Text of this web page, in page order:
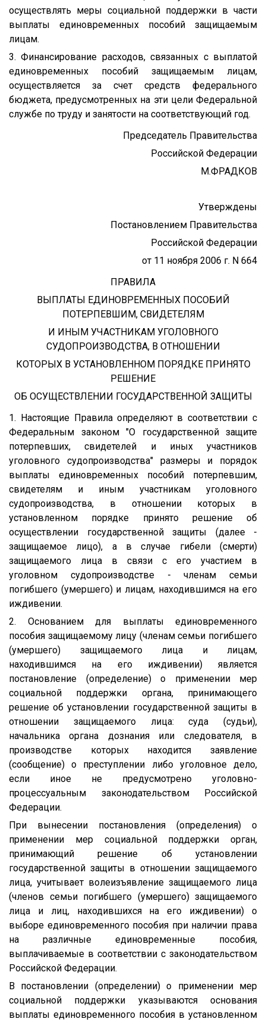
осуществлять меры социальной поддержки в части
выплаты единовременных пособий защищаемым
лицам.
3. Финансирование расходов, связанных с выплатой
единовременных пособий защищаемым лицам,
осуществляется за счет средств федерального
бюджета, предусмотренных на эти цели Федеральной
службе по труду и занятости на соответствующий год.
Председатель Правительства
Российской Федерации
М.ФРАДКОВ
Утверждены
Постановлением Правительства
Российской Федерации
от 11 ноября 2006 г. N 664
ПРАВИЛА
ВЫПЛАТЫ ЕДИНОВРЕМЕННЫХ ПОСОБИЙ
ПОТЕРПЕВШИМ, СВИДЕТЕЛЯМ
И ИНЫМ УЧАСТНИКАМ УГОЛОВНОГО
СУДОПРОИЗВОДСТВА, В ОТНОШЕНИИ
КОТОРЫХ В УСТАНОВЛЕННОМ ПОРЯДКЕ ПРИНЯТО
РЕШЕНИЕ
ОБ ОСУЩЕСТВЛЕНИИ ГОСУДАРСТВЕННОЙ ЗАЩИТЫ
1. Настоящие Правила определяют в соответствии с
Федеральным законом "О государственной защите
потерпевших, свидетелей и иных участников
уголовного судопроизводства" размеры и порядок
выплаты единовременных пособий потерпевшим,
свидетелям и иным участникам уголовного
судопроизводства, в отношении которых в
установленном порядке принято решение об
осуществлении государственной защиты (далее -
защищаемое лицо), а в случае гибели (смерти)
защищаемого лица в связи с его участием в
уголовном судопроизводстве - членам семьи
погибшего (умершего) и лицам, находившимся на его
иждивении.
2. Основанием для выплаты единовременного
пособия защищаемому лицу (членам семьи погибшего
(умершего) защищаемого лица и лицам,
находившимся на его иждивении) является
постановление (определение) о применении мер
социальной поддержки органа, принимающего
решение об установлении государственной защиты в
отношении защищаемого лица: суда (судьи),
начальника органа дознания или следователя, в
производстве которых находится заявление
(сообщение) о преступлении либо уголовное дело,
если иное не предусмотрено уголовно-
процессуальным законодательством Российской
Федерации.
При вынесении постановления (определения) о
применении мер социальной поддержки орган,
принимающий решение об установлении
государственной защиты в отношении защищаемого
лица, учитывает волеизъявление защищаемого лица
(членов семьи погибшего (умершего) защищаемого
лица и лиц, находившихся на его иждивении) о
выборе единовременного пособия при наличии права
на различные единовременные пособия,
выплачиваемые в соответствии с законодательством
Российской Федерации.
В постановлении (определении) о применении мер
социальной поддержки указываются основания
выплаты единовременного пособия в установленном